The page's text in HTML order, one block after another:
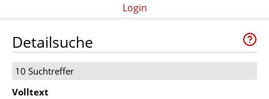
Login
Detailsuche
10 Suchtreffer
Volltext